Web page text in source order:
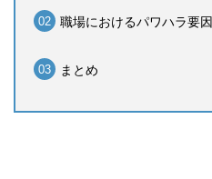
職場におけるパワハラ要因
まとめ